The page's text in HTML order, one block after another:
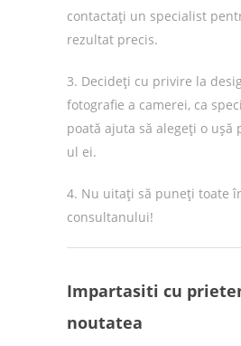
contactați un specialist
rezultat precis.
3. Decideți cu privire la
fotografie a camerei, ca
poată ajuta să alegeți o ușă
ul ei.
4. Nu uitați să puneți toate
consultanului!
Impartasiti cu
noutatea